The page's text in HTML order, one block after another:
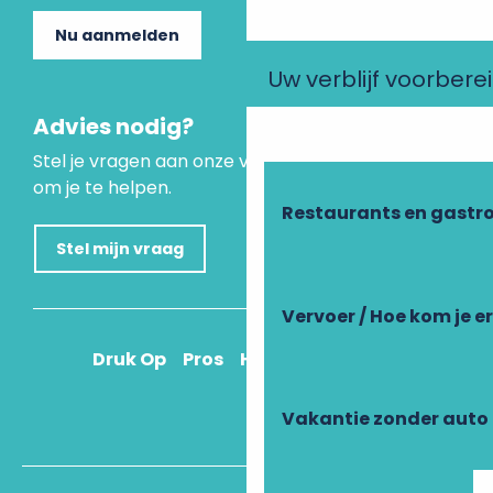
Uw verblijf
Restaurants en
Vervoer / Hoe kom je
Vakantie zonder auto
Nu aanmelden
Advies nodig?
Stel je vragen aan onze virtuele assistent, die er is
om je te helpen.
Stel mijn vraag
Druk Op Pros Hoe kom ik daar?